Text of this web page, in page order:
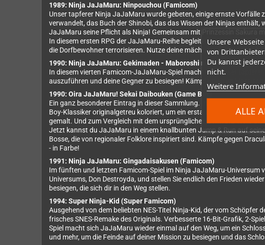
Unsere
von
Du kannst
nicht.
Weitere
ALLE
1989: Ninja JaJaMaru: Ninpouchou (Famicom)
Unser tapferer Ninja JaJaMaru wurde gebeten, einige ernste
verwandelt, das Buch der Shinobi, das das Wissen der Ninjas
JaJaMaru seine Pflicht als Ninja! Gemeinsam mit Prinzessin Sakura
In diesem ersten RPG der JaJaMaru-Reihe begleitest du das tapfere
die Dorfbewohner terrorisieren. Nutze deine mächtigen Ninja-
1990: Ninja JaJaMaru: Gekimaden - Maboroshi no Kinmajou
In diesem vierten Famicom-JaJaMaru-Spiel macht sich unser
auszuführen und deine Gegner zu besiegen! Kämpfe dich im
1990: Oira JaJaMaru! Sekai Daibouken (Game Boy)
Ein ganz besonderer Eintrag in dieser Sammlung. Im Geiste der
Boy-Klassiker originalgetreu koloriert, um ein erstaunliches neues
gemalt. Und zum Vergleich mit dem ursprünglichen Schwarz-Weiß-
Jetzt kannst du JaJaMaru in einem knallbunten Jump & Run auf
Bosse, die von regionaler Folklore inspiriert sind. Kämpfe gegen
- in Farbe!
1991: Ninja JaJaMaru: Gingadaisakusen (Famicom)
Im fünften und letzten Famicom-Spiel im Ninja JaJaMaru-Universum
Universums, Don Destroyda, und stellen Sie endlich den Frieden
besiegen, die sich dir in den Weg stellen.
1994: Super Ninja-Kid (Super Famicom)
Ausgehend von dem beliebten NES-Titel Ninja-Kid, der vom Schöpfer
frisches SNES-Remake des Originals. Verbesserte 16-Bit-Grafik, 2-
Spiel macht sich JaJaMaru wieder einmal auf den Weg, um ein
und mehr, um die Feinde auf deiner Mission zu besiegen und das